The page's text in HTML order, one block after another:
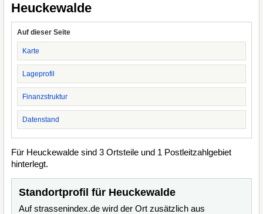
Heuckewalde
Auf dieser Seite
Karte
Lageprofil
Finanzstruktur
Datenstand
Für Heuckewalde sind 3 Ortsteile und 1 Postleitzahlgebiet
hinterlegt.
Standortprofil für Heuckewalde
Auf strassenindex.de wird der Ort zusätzlich aus